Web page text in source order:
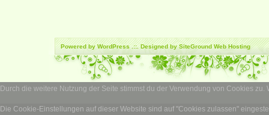
Powered byWordPress.::. Designed by SiteGroundWeb Hosting
Durch die weitere Nutzung der Seite stimmst du der Verwendung von Cookies zu.
Die Cookie-Einstellungen auf dieser Website sind auf "Cookies zulassen"